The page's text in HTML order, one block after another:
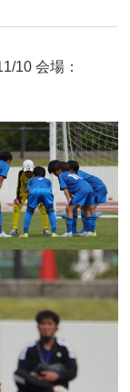
10 会場：